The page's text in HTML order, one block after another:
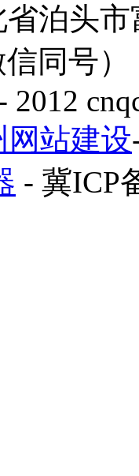
省泊头
信同号
2012
网站建设
- 冀ICP